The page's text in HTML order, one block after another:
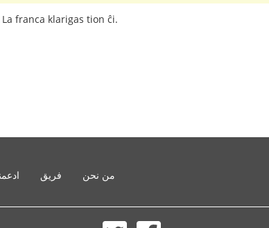
franca klarigas tion ĉi.
من نحن فريق